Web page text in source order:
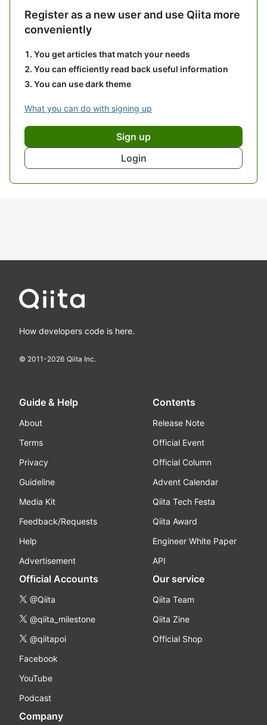
Register as a new user and use Qiita more
conveniently
You get articles that match your needs
You can efficiently read back useful information
You can use dark theme
What you can do with signing up
Sign up
Login
How developers code is here.
© 2011-2026 Qiita Inc.
Guide & Help
About
Terms
Privacy
Guideline
Media Kit
Feedback/Requests
Help
Advertisement
Contents
Release Note
Official Event
Official Column
Advent Calendar
Qiita Tech Festa
Qiita Award
Engineer White Paper
API
Official Accounts
@Qiita
@qiita_milestone
@qiitapoi
Facebook
YouTube
Podcast
Our service
Qiita Team
Qiita Zine
Official Shop
Company